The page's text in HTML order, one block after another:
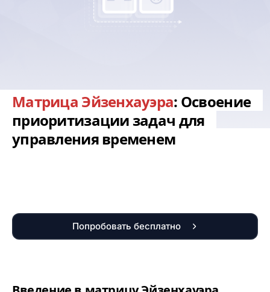
Матрица Эйзенхауэра: Освоение
приоритизации задач для
управления временем
Попробовать бесплатно